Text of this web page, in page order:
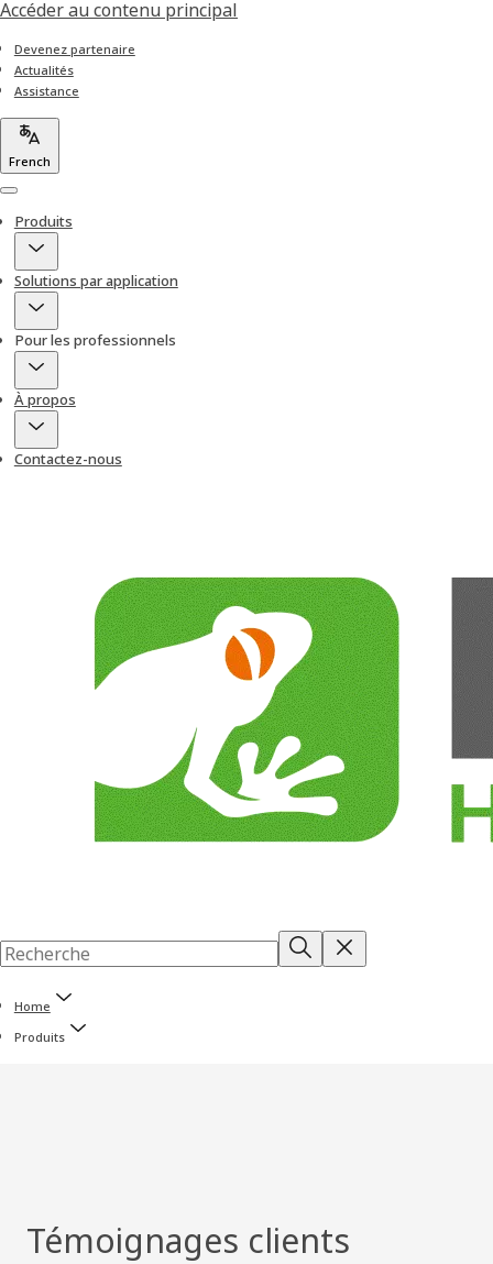
Accéder au contenu principal
Devenez partenaire
Actualités
Assistance
French
Menu
Produits
Solutions par application
Pour les professionnels
À propos
Contactez-nous
Home
Produits
Témoignages clients